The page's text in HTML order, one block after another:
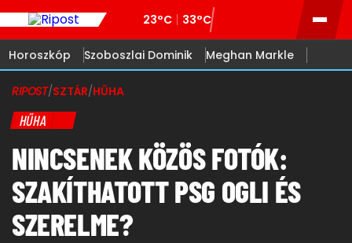
23°C 33°C
Horoszkóp Szoboszlai Dominik Meghan Markle
RIPOST/SZTÁR/HŰHA
HŰHA
NINCSENEK KÖZÖS FOTÓK:
SZAKÍTHATOTT PSG OGLI ÉS
SZERELME?